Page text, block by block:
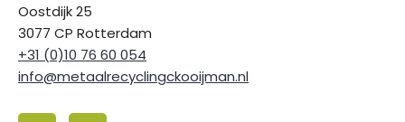
Oostdijk 25
3077 CP Rotterdam
+31 (0)10 76 60 054
info@metaalrecyclingckooijman.nl